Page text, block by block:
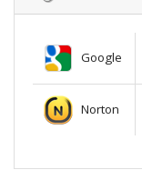
Google
Norton